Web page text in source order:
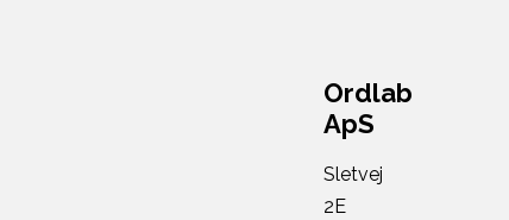
Ordlab
ApS
Sletvej
2E